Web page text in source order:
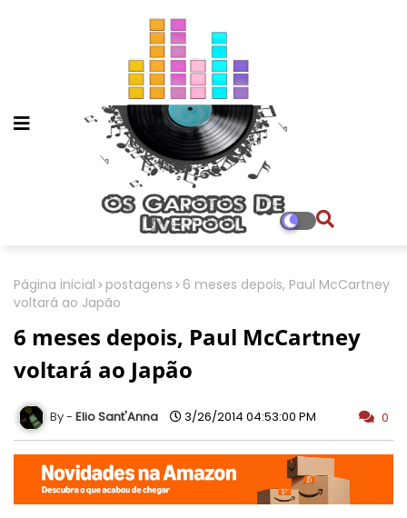
Página inicial postagens
6 meses depois, Paul McCartney
voltará ao Japão
6 meses depois, Paul McCartney
voltará ao Japão
Elio Sant'Anna 3/26/2014 04:53:00 PM 0